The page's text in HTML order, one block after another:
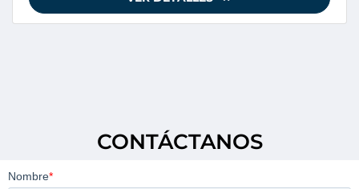
CONTÁCTANOS